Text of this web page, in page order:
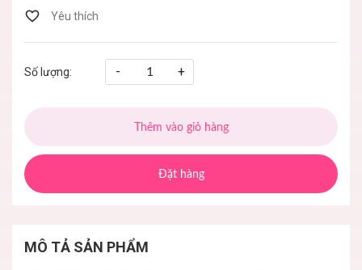
Số lượng: - +
Thêm vào giỏ hàng
Đặt hàng
MÔ TẢ SẢN PHẨM